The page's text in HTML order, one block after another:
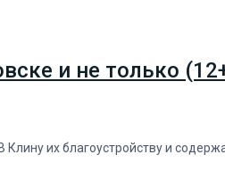
и не только
их благоустройству и